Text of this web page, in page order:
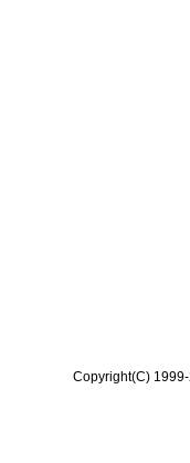
Copyright(C)